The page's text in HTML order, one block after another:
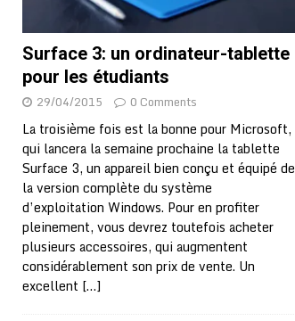
Surface 3: un ordinateur-tablette
pour les étudiants
29/04/2015 0 Comments
La troisième fois est la bonne pour Microsoft,
qui lancera la semaine prochaine la tablette
Surface 3, un appareil bien conçu et équipé de
la version complète du système
d’exploitation Windows. Pour en profiter
pleinement, vous devrez toutefois acheter
plusieurs accessoires, qui augmentent
considérablement son prix de vente. Un
excellent […]